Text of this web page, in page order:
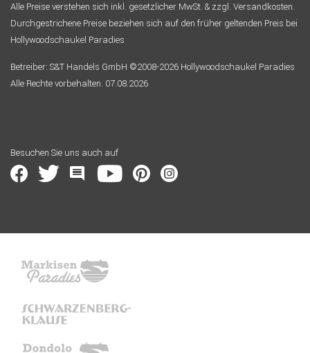
Alle Preise verstehen sich inkl. gesetzlicher MwSt. & zzgl. Versandkosten.
Durchgestrichene Preise beziehen sich auf den früher geltenden Preis bei
Hollywoodschaukel Paradies
Betreiber: S&T Handels GmbH ©2008-2026 Hollywoodschaukel Paradies
Alle Rechte vorbehalten. 07.08.2026
Besuchen Sie uns auch auf